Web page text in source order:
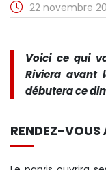
22 novembre
Voici ce qui
Riviera avant
débutera ce
RENDEZ-VOUS